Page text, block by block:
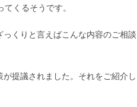
くるそうです。
くりと言えばこんな内容のご相談
提議されました。それをご紹介し